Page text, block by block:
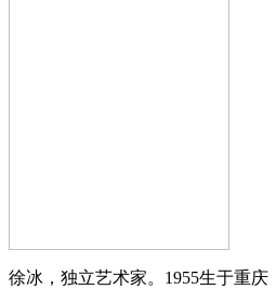
徐冰，独立艺术家。1955生于重庆